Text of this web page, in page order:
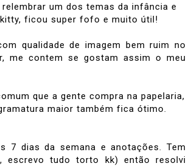
um dos temas da infância e
ficou super fofo e muito útil!
qualidade de imagem bem ruim no
me contem se gostam assim o meu
que a gente compra na papelaria,
maior também fica ótimo.
7 dias da semana e anotações. Tem
escrevo tudo torto kk) então resolvi